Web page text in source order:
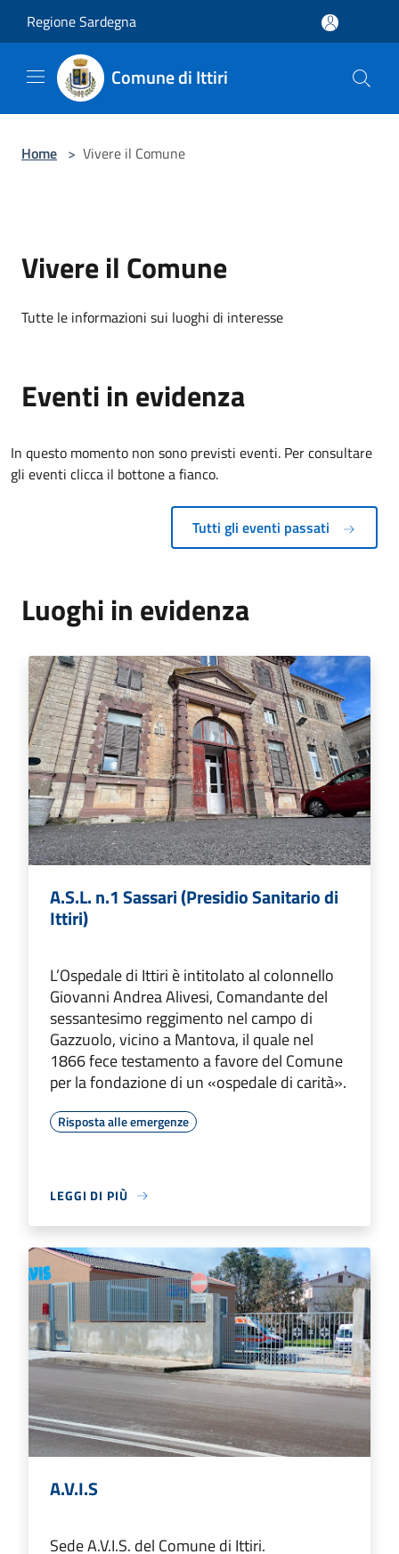
Regione Sardegna
Comune di Ittiri
Home > Vivere il Comune
Vivere il Comune
Tutte le informazioni sui luoghi di interesse
Eventi in evidenza
In questo momento non sono previsti eventi. Per consultare
gli eventi clicca il bottone a fianco.
Tutti gli eventi passati
Luoghi in evidenza
A.S.L. n.1 Sassari (Presidio Sanitario di
Ittiri)
L’Ospedale di Ittiri è intitolato al colonnello
Giovanni Andrea Alivesi, Comandante del
sessantesimo reggimento nel campo di
Gazzuolo, vicino a Mantova, il quale nel
1866 fece testamento a favore del Comune
per la fondazione di un «ospedale di carità».
Risposta alle emergenze
LEGGI DI PIÙ
A.V.I.S
Sede A.V.I.S. del Comune di Ittiri.